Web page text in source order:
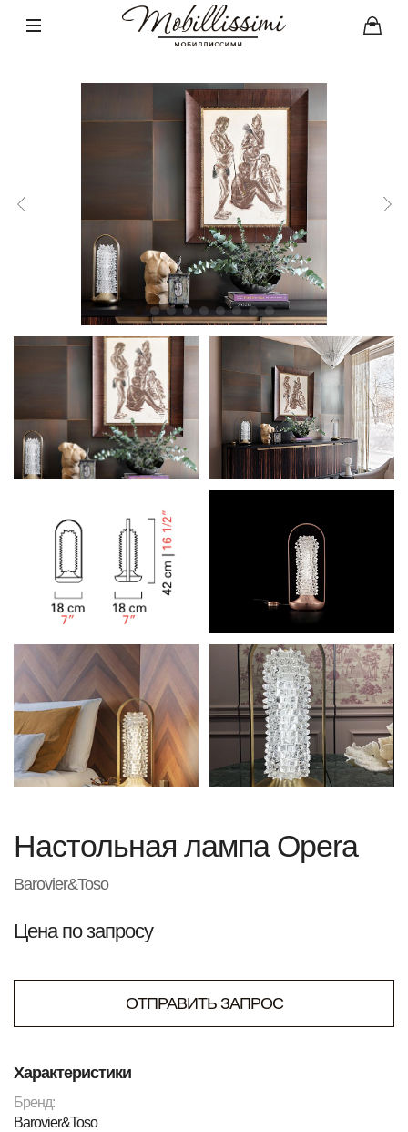
Настольная лампа Opera
Barovier&Toso
Цена по запросу
ОТПРАВИТЬ ЗАПРОС
Характеристики
Бренд:
Barovier&Toso